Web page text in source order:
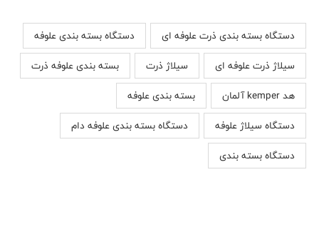
دستگاه بسته بندی ذرت علوفه ای
دستگاه بسته بندی علوفه
سیلاژ ذرت علوفه ای
سیلاژ ذرت
بسته بندی علوفه ذرت
هد kemper آلمان
بسته بندی علوفه
دستگاه سیلاژ علوفه
دستگاه بسته بندی علوفه دام
دستگاه بسته بندی